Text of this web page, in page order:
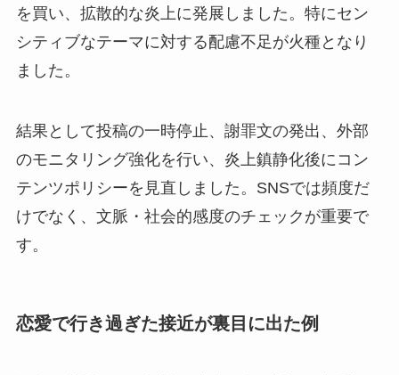
を買い、拡散的な炎上に発展しました。特にセン
シティブなテーマに対する配慮不足が火種となり
ました。
結果として投稿の一時停止、謝罪文の発出、外部
のモニタリング強化を行い、炎上鎮静化後にコン
テンツポリシーを見直しました。SNSでは頻度だ
けでなく、文脈・社会的感度のチェックが重要で
す。
恋愛で行き過ぎた接近が裏目に出た例